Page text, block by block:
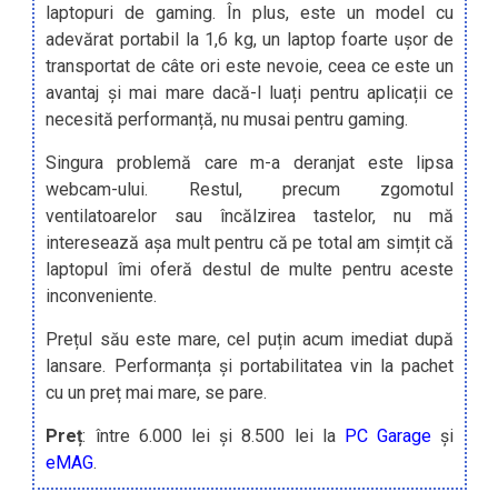
laptopuri de gaming. În plus, este un model cu
adevărat portabil la 1,6 kg, un laptop foarte ușor de
transportat de câte ori este nevoie, ceea ce este un
avantaj și mai mare dacă-l luați pentru aplicații ce
necesită performanță, nu musai pentru gaming.
Singura problemă care m-a deranjat este lipsa
webcam-ului. Restul, precum zgomotul
ventilatoarelor sau încălzirea tastelor, nu mă
interesează așa mult pentru că pe total am simțit că
laptopul îmi oferă destul de multe pentru aceste
inconveniente.
Prețul său este mare, cel puțin acum imediat după
lansare. Performanța și portabilitatea vin la pachet
cu un preț mai mare, se pare.
Preț: între 6.000 lei și 8.500 lei la PC Garage și
eMAG.